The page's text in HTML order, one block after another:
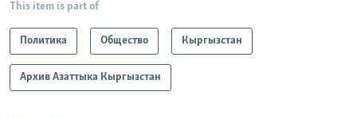
This item is part of
Политика Общество Кыргызстан
Архив Азаттыка Кыргызстан